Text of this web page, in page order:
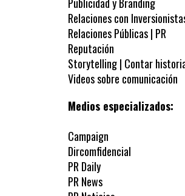
Publicidad y Branding
Relaciones con
Relaciones Públicas | PR
Reputación
Storytelling | Contar
Videos sobre comunicación
Medios especializados:
Campaign
Dircomfidencial
PR Daily
PR News